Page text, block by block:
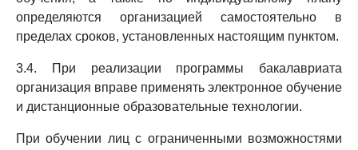
определяются организацией самостоятельно в
пределах сроков, установленных настоящим пунктом.
3.4. При реализации программы бакалавриата
организация вправе применять электронное обучение
и дистанционные образовательные технологии.
При обучении лиц с ограниченными возможностями